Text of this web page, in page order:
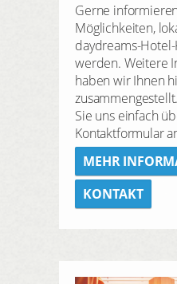
Gerne
Möglichkeiten,
daydreams-
werden. Weitere
haben wir Ihnen
Sie uns einfach
Kontaktformular
MEHR
KONTAKT